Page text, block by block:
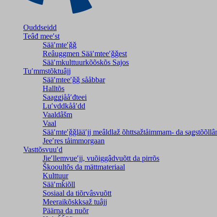
Ouddseidd
Teâđ meeʹst
Sääʹmteʹǧǧ
Reâuggmen Sääʹmteeʹǧǧest
Sääʹmkulttuurkõõskõs Sajos
Tuʹmmstõktuâjj
Sääʹmteeʹǧǧ sååbbar
Halltõs
Saaǥǥjååʹđteei
Luʹvddkååʹdd
Vaaldâšm
Vaal
Sääʹmteʹǧǧlääʹjj meâldlaž õhttsažtåimmam- da
Jeeʹres tåimmorgaan
Vasttõsvuuʹd
Jieʹllemvueʹjj, vuõiggâdvuõtt da pirrõs
Škooultõs da mättmateriaal
Kulttuur
Sääʹmǩiõll
Sosiaal da tiõrvâsvuõtt
Meeraikõskksaž tuâjj
Päärna da nuõr